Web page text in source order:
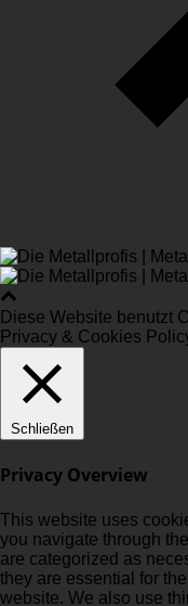
Diese Website benutzt
Privacy & Cookies
Schließen
Privacy Overview
This website uses
you navigate through
are categorized as
they are essential for
website. We also use